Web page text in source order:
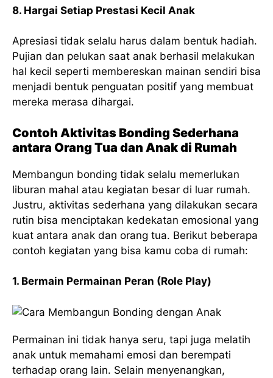
8. Hargai Setiap Prestasi Kecil Anak
Apresiasi tidak selalu harus dalam bentuk hadiah.
Pujian dan pelukan saat anak berhasil melakukan
hal kecil seperti membereskan mainan sendiri bisa
menjadi bentuk penguatan positif yang membuat
mereka merasa dihargai.
Contoh Aktivitas Bonding Sederhana
antara Orang Tua dan Anak di Rumah
Membangun bonding tidak selalu memerlukan
liburan mahal atau kegiatan besar di luar rumah.
Justru, aktivitas sederhana yang dilakukan secara
rutin bisa menciptakan kedekatan emosional yang
kuat antara anak dan orang tua. Berikut beberapa
contoh kegiatan yang bisa kamu coba di rumah:
1. Bermain Permainan Peran (Role Play)
Permainan ini tidak hanya seru, tapi juga melatih
anak untuk memahami emosi dan berempati
terhadap orang lain. Selain menyenangkan,